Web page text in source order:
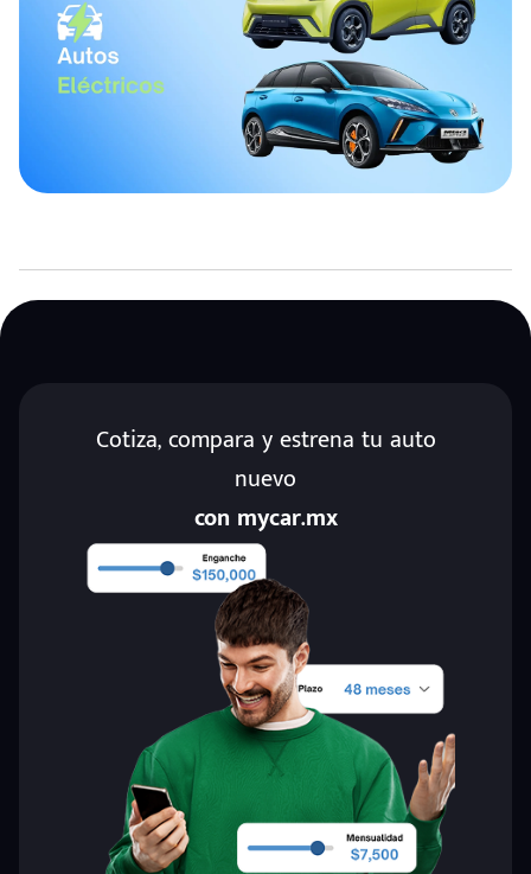
Cotiza, compara y estrena tu auto
nuevo
con mycar.mx